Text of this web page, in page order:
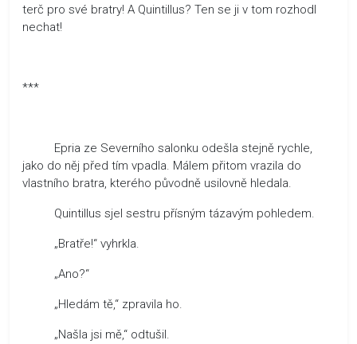
terč pro své bratry! A Quintillus? Ten se ji v tom rozhodl
nechat!
***
Epria ze Severního salonku odešla stejně rychle,
jako do něj před tím vpadla. Málem přitom vrazila do
vlastního bratra, kterého původně usilovně hledala.
Quintillus sjel sestru přísným tázavým pohledem.
„Bratře!“ vyhrkla.
„Ano?“
„Hledám tě,“ zpravila ho.
„Našla jsi mě,“ odtušil.